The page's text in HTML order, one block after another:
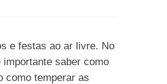
e festas ao ar livre. No
saber como
como temperar as